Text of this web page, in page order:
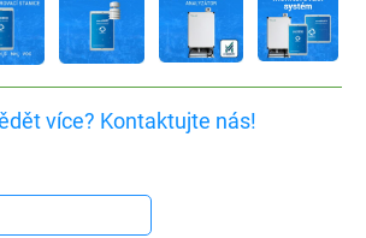
více? Kontaktujte nás!